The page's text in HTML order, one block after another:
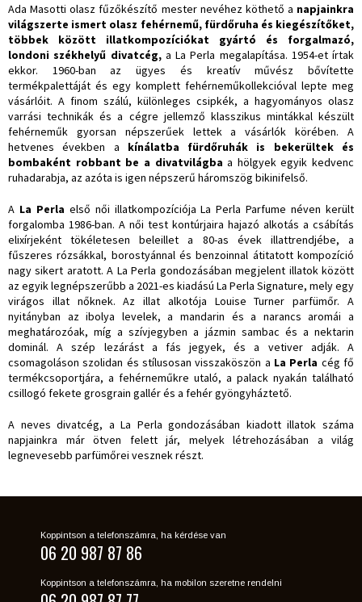
Ada Masotti olasz fűzőkészítő mester nevéhez köthető a napjainkra
világszerte ismert olasz fehérnemű, fürdőruha és kiegészítőket,
többek között illatkompozíciókat gyártó és forgalmazó,
londoni székhelyű divatcég,a La Perla megalapítása. 1954-et írtak
ekkor. 1960-ban az ügyes és kreatív művész bővítette
termékpalettáját és egy komplett fehérneműkollekcióval lepte meg
vásárlóit. A finom szálú, különleges csipkék, a hagyományos olasz
varrási technikák és a cégre jellemző klasszikus mintákkal készült
fehérneműk gyorsan népszerűek lettek a vásárlók körében. A
hetvenes években a kínálatba fürdőruhák is bekerültek és
bombaként robbant be a divatvilágba a hölgyek egyik kedvenc
ruhadarabja, az azóta is igen népszerű háromszög bikinifelső.
A La Perla első női illatkompozíciója La Perla Parfume néven került
forgalomba 1986-ban. A női test kontúrjaira hajazó alkotás a csábítás
elixírjeként tökéletesen beleillet a 80-as évek illattrendjébe, a
fűszeres rózsákkal, borostyánnal és benzoinnal átitatott kompozíció
nagy sikert aratott. A La Perla gondozásában megjelent illatok között
az egyik legnépszerűbb a 2021-es kiadású La Perla Signature, mely egy
virágos illat nőknek. Az illat alkotója Louise Turner parfümőr. A
nyitányban az ibolya levelek, a mandarin és a narancs aromái a
meghatározóak, míg a szívjegyben a jázmin sambac és a nektarin
dominál. A szép lezárást a fás jegyek, és a vetiver adják. A
csomagoláson szolidan és stílusosan visszaköszön a La Perla cég fő
termékcsoportjára, a fehérneműkre utaló, a palack nyakán található
csillogó fekete grosgrain gallér és a fehér gyöngyháztető.
A neves divatcég, a La Perla gondozásában kiadott illatok száma
napjainkra már ötven felett jár, melyek létrehozásában a világ
legnevesebb parfümőrei vesznek részt.
Koppintson a telefonszámra, ha kérdése van
06 20 987 87 86
Koppintson a telefonszámra, ha mobilon szeretne rendelni